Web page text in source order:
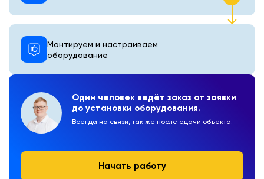
Один человек ведёт заказ от заявки
до установки оборудования.
Всегда на связи, так же после сдачи объекта.
Начать работу
Монтируем и настраиваем
оборудование